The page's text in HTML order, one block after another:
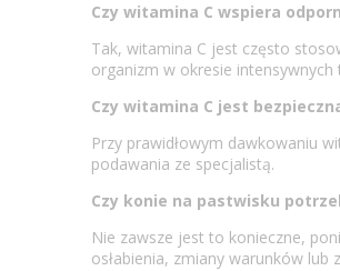
Czy witamina C wspiera
Tak, witamina C jest często
organizm w okresie
Czy witamina C jest
Przy prawidłowym dawkowaniu
podawania ze specjalistą.
Czy konie na pastwisku
Nie zawsze jest to konieczne,
osłabienia, zmiany warunków lub